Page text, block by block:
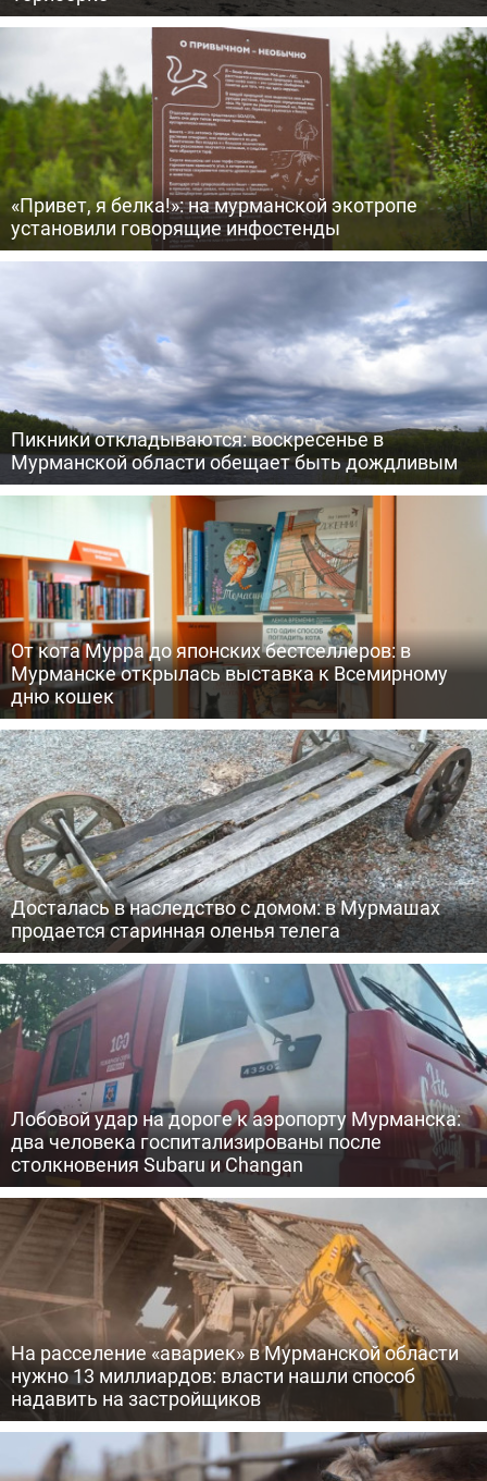
«Привет, я белка!»: на мурманской экотропе
установили говорящие инфостенды
Пикники откладываются: воскресенье в
Мурманской области обещает быть дождливым
От кота Мурра до японских бестселлеров: в
Мурманске открылась выставка к Всемирному
дню кошек
Досталась в наследство с домом: в Мурмашах
продается старинная оленья телега
Лобовой удар на дороге к аэропорту Мурманска:
два человека госпитализированы после
столкновения Subaru и Changan
На расселение «авариек» в Мурманской области
нужно 13 миллиардов: власти нашли способ
надавить на застройщиков